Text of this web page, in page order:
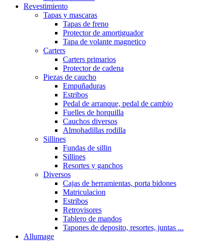
Revestimiento
Tapas y mascaras
Tapas de freno
Protector de amortiguador
Tapa de volante magnetico
Carters
Carters primarios
Protector de cadena
Piezas de caucho
Empuñaduras
Estribos
Pedal de arranque, pedal de cambio
Fuelles de horquilla
Cauchos diversos
Almohadillas rodilla
Sillines
Fundas de sillin
Sillines
Resortes y ganchos
Diversos
Cajas de herramientas, porta bidones
Matriculacion
Estribos
Retrovisores
Tablero de mandos
Tapones de deposito, resortes, juntas ...
Allumage